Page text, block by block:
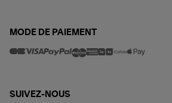
MODE DE PAIEMENT
SUIVEZ-NOUS